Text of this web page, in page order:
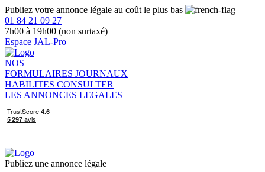
Publiez votre annonce légale au coût le plus bas
01 84 21 09 27
7h00 à 19h00 (non surtaxé)
Espace JAL-Pro
NOS
FORMULAIRES JOURNAUX
HABILITES CONSULTER
LES ANNONCES LEGALES
Publiez une annonce légale